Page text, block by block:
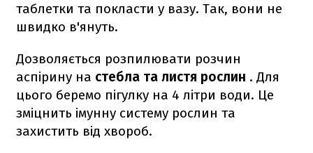
таблетки та покласти у вазу. Так, вони не
швидко в'януть.
Дозволяється розпилювати розчин
аспірину на стебла та листя рослин . Для
цього беремо пігулку на 4 літри води. Це
зміцнить імунну систему рослин та
захистить від хвороб.